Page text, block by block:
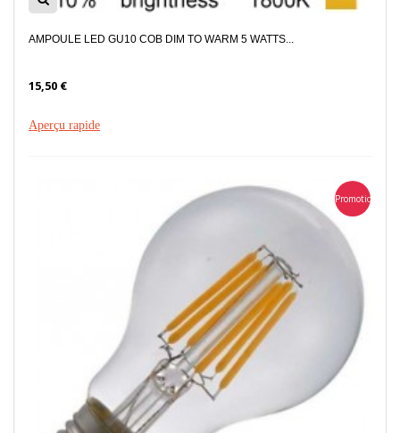
AMPOULE LED GU10 COB DIM TO WARM 5 WATTS...
15,50 €
Aperçu rapide
Promotion